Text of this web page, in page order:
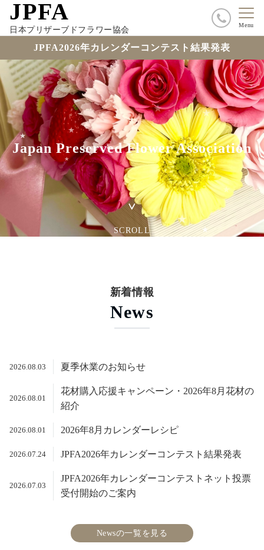
JPFA
日本プリザーブドフラワー協会
Menu
JPFA2026年カレンダーコンテスト結果発表
Japan Preserved Flower Association
SCROLL
News
2026.08.03 夏季休業のお知らせ
2026.08.01
花材購入応援キャンペーン・2026年8月花材の
紹介
2026.08.01 2026年8月カレンダーレシピ
2026.07.24 JPFA2026年カレンダーコンテスト結果発表
2026.07.03
JPFA2026年カレンダーコンテストネット投票
受付開始のご案内
Newsの一覧を見る